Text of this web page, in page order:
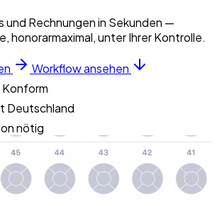
und Rechnungen in Sekunden —
honorarmaximal, unter Ihrer Kontrolle.
Workflow ansehen
Deutschland
nötig